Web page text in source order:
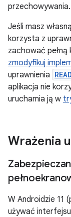
przechowywania.
Jeśli masz
korzysta z
zachować pełną
zmodyfikuj
uprawnienia
aplikacja nie
uruchamia ją w
Wrażenia
W Androidzie 11
używać interfejsu